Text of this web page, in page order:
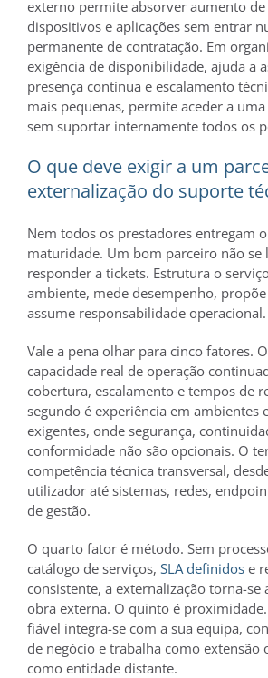
externo permite absorver aumento
dispositivos e aplicações sem entrar
permanente de contratação. Em
exigência de disponibilidade, ajuda a
presença contínua e escalamento
mais pequenas, permite aceder a
sem suportar internamente todos os
O que deve exigir a um
externalização do suporte
Nem todos os prestadores entregam
maturidade. Um bom parceiro não se
responder a tickets. Estrutura o
ambiente, mede desempenho,
assume responsabilidade operacional.
Vale a pena olhar para cinco fatores.
capacidade real de operação
cobertura, escalamento e tempos de
segundo é experiência em ambientes
exigentes, onde segurança,
conformidade não são opcionais. O
competência técnica transversal,
utilizador até sistemas, redes,
de gestão.
O quarto fator é método. Sem
catálogo de serviços, SLA definidos e
consistente, a externalização torna-se
obra externa. O quinto é
fiável integra-se com a sua equipa,
de negócio e trabalha como extensão
como entidade distante.